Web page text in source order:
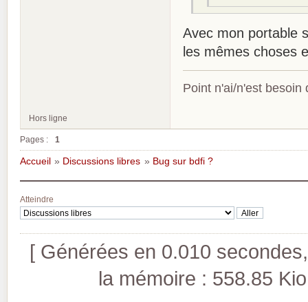
Avec mon portable
les mêmes choses
Point n'ai/n'est besoin
Hors ligne
Pages : 1
Accueil » Discussions libres » Bug sur bdfi ?
Atteindre
[ Générées en 0.010
la mémoire : 558.85